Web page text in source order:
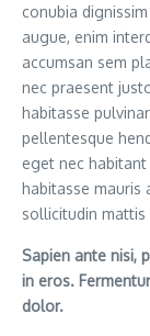
conubia
augue, enim
accumsan sem
nec praesent
habitasse
pellentesque
eget nec
habitasse mauris
sollicitudin
Sapien ante nisi,
in eros.
dolor.